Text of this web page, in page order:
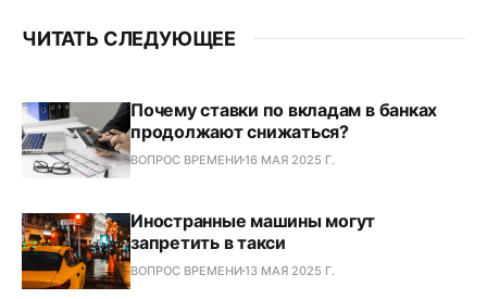
ЧИТАТЬ СЛЕДУЮЩЕЕ
Почему ставки по вкладам в банках
продолжают снижаться?
ВОПРОС ВРЕМЕНИ16 МАЯ 2025 Г.
Иностранные машины могут
запретить в такси
ВОПРОС ВРЕМЕНИ13 МАЯ 2025 Г.